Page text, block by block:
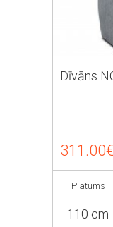
Dīvāns
311.00€
Platums
110 cm